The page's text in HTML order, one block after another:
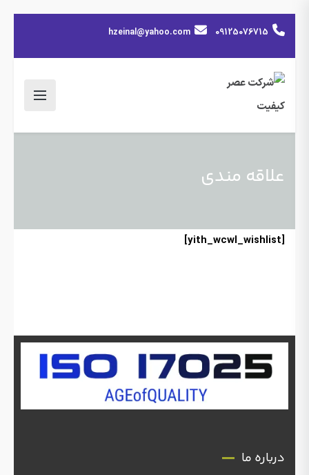
09125076715
hzeinal@yahoo.com
علاقه مندی
[yith_wcwl_wishlist]
درباره ما